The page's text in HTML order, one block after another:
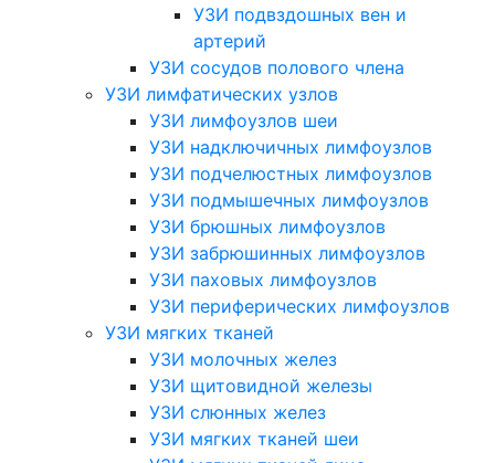
УЗИ подвздошных вен и
артерий
УЗИ сосудов полового члена
УЗИ лимфатических узлов
УЗИ лимфоузлов шеи
УЗИ надключичных лимфоузлов
УЗИ подчелюстных лимфоузлов
УЗИ подмышечных лимфоузлов
УЗИ брюшных лимфоузлов
УЗИ забрюшинных лимфоузлов
УЗИ паховых лимфоузлов
УЗИ периферических лимфоузлов
УЗИ мягких тканей
УЗИ молочных желез
УЗИ щитовидной железы
УЗИ слюнных желез
УЗИ мягких тканей шеи